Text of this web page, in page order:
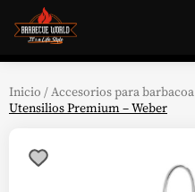
Inicio /Accesorios para barbacoa
Utensilios Premium – Weber